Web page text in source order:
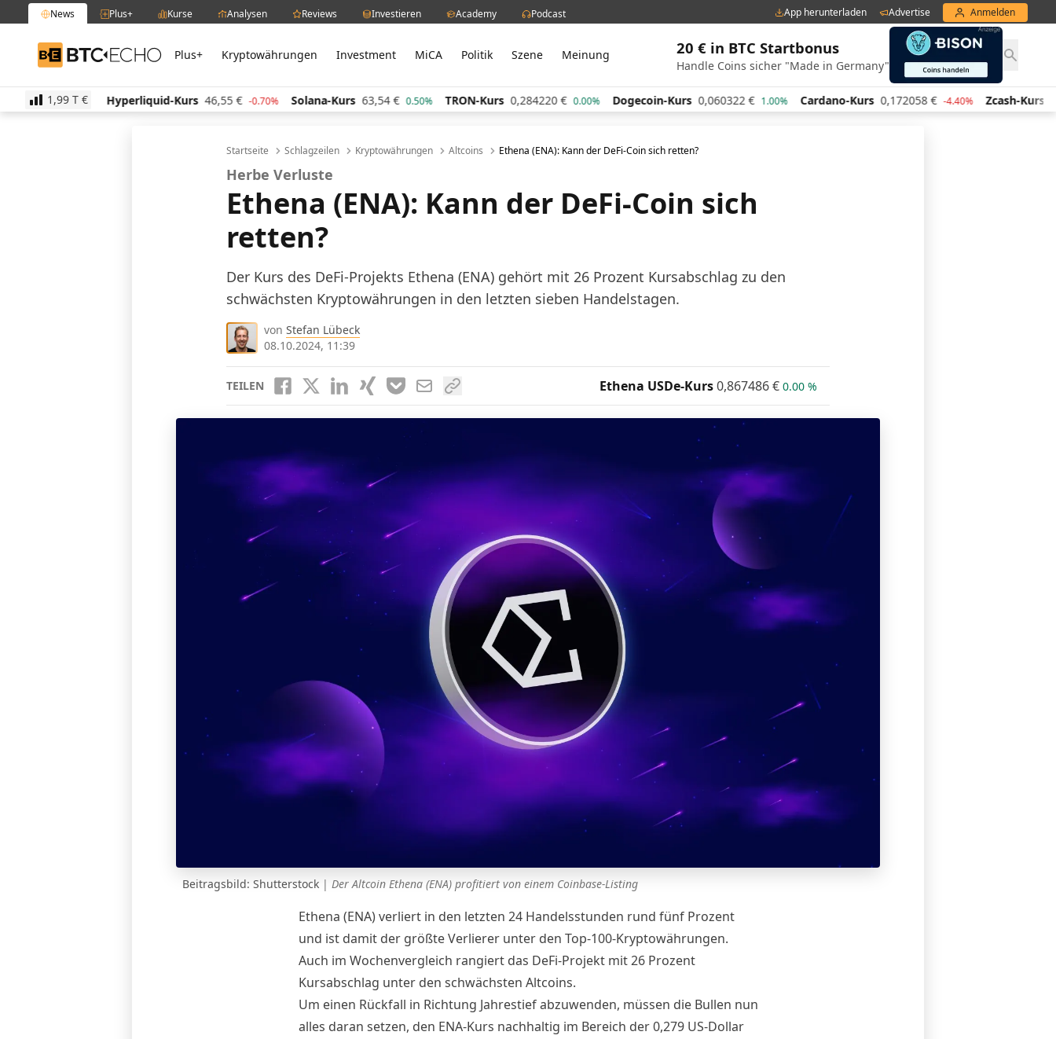
News Plus+ Kurse Analysen Reviews Investieren Academy Podcast App herunterladen Advertise Anmelden
BTC-ECHO Plus+ Kryptowährungen Investment MiCA Politik Szene Meinung 20 € in BTC Startbonus
Handle Coins sicher "Made in Germany"
1,99 T €
0.00% Hyperliquid-Kurs 46,55 € -0.70% Solana-Kurs 63,54 € 0.50% TRON-Kurs 0,284220 € 0.00% Dogecoin-Kurs 0,060322 € 1.00% Cardano-Kurs 0,172058 € -4.40% Zcash-Kurs 443,71 €
Startseite Schlagzeilen Kryptowährungen Altcoins Ethena (ENA): Kann der DeFi-Coin sich retten?
Herbe Verluste
Ethena (ENA): Kann der DeFi-Coin sich
retten?
Der Kurs des DeFi-Projekts Ethena (ENA) gehört mit 26 Prozent Kursabschlag zu den
schwächsten Kryptowährungen in den letzten sieben Handelstagen.
von Stefan Lübeck
08.10.2024, 11:39
TEILEN Ethena USDe-Kurs0,867486€ 0.00 %
Beitragsbild: Shutterstock | Der Altcoin Ethena (ENA) profitiert von einem Coinbase-Listing
Ethena (ENA) verliert in den letzten 24 Handelsstunden rund fünf Prozent
und ist damit der größte Verlierer unter den Top-100-Kryptowährungen.
Auch im Wochenvergleich rangiert das DeFi-Projekt mit 26 Prozent
Kursabschlag unter den schwächsten Altcoins.
Um einen Rückfall in Richtung Jahrestief abzuwenden, müssen die Bullen nun
alles daran setzen, den ENA-Kurs nachhaltig im Bereich der 0,279 US-Dollar